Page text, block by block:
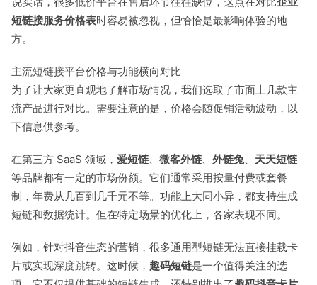
短链接服务价格表时容易被忽视，但恰恰是最影响体验的地
方。
主流短链接平台价格与功能横向对比
为了让大家更直观地了解市场情况，我们选取了市面上几款主
流产品进行对比。需要注意的是，价格会随促销活动波动，以
下信息供参考。
在第三方 SaaS 领域， 爱短链、 微客外链、 外链兔、 天天短链
等品牌都有一定的市场份额。它们通常采用按量付费或套餐
制，年费从几百到几千元不等。功能上大同小异，都支持生成
短链和数据统计。但在特定场景的优化上，各家表现不同。
例如，针对抖音生态的营销，很多通用型短链无法直接挂载卡
片或实现深度跳转。这时候， 趣码短链是一个值得关注的选